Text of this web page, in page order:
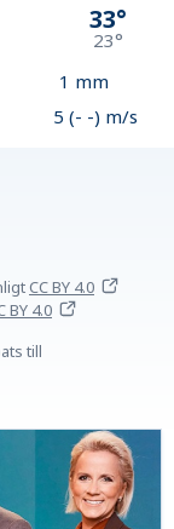
33°
23°
1 mm
5 (- -) m/s
CC BY 4.0
BY 4.0
till